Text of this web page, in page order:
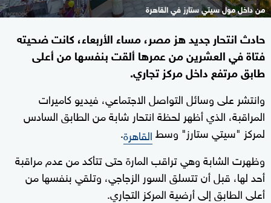
من داخل مول سيتي ستارز في القاهرة
حادث انتحار جديد هز مصر، مساء الأربعاء، كانت ضحيته
فتاة في العشرين من عمرها ألقت بنفسها من أعلى
طابق مرتفع داخل مركز تجاري.
وانتشر على وسائل التواصل الاجتماعي، فيديو كاميرات
المراقبة، الذي أظهر لحظة انتحار شابة من الطابق السادس
لمركز "سيتي ستارز" وسطالقاهرة.
وظهرت الشابة وهي تراقب المارة حتى تتأكد من عدم مراقبة
أحد لها، قبل أن تتسلق السور الزجاجي، وتلقي بنفسها من
أعلى الطابق إلى أرضية المركز التجاري.